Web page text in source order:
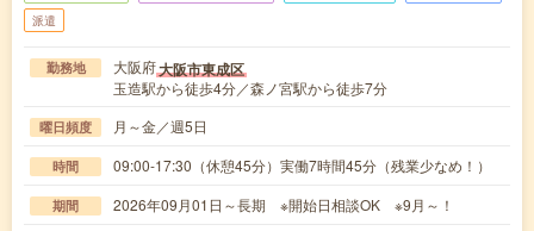
派遣
勤務地 大阪府大阪市東成区
玉造駅から徒歩4分／森ノ宮駅から徒歩7分
曜日頻度 月～金／週5日
時間 09:00-17:30（休憩45分）実働7時間45分（残業少なめ！）
期間 2026年09月01日～長期 ※開始日相談OK ※9月～！